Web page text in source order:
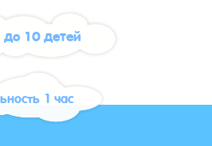
до 10 детей
1 час